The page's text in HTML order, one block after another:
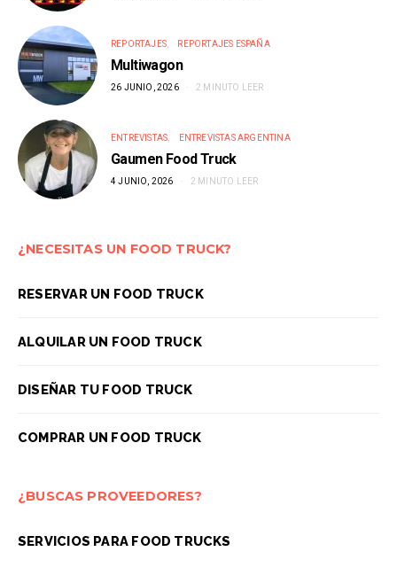
REPORTAJES REPORTAJES ESPAÑA
Multiwagon
26 JUNIO, 2026 2 MINUTO LEER
ENTREVISTAS ENTREVISTAS ARGENTINA
Gaumen Food Truck
4 JUNIO, 2026 2 MINUTO LEER
¿NECESITAS UN FOOD TRUCK?
RESERVAR UN FOOD TRUCK
ALQUILAR UN FOOD TRUCK
DISEÑAR TU FOOD TRUCK
COMPRAR UN FOOD TRUCK
¿BUSCAS PROVEEDORES?
SERVICIOS PARA FOOD TRUCKS